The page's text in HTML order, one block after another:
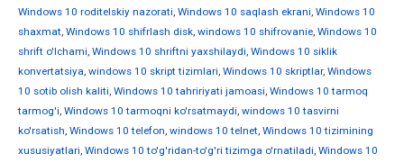
Windows 10 roditelskiy nazorati, Windows 10 saqlash ekrani, Windows 10
shaxmat, Windows 10 shifrlash disk, windows 10 shifrovanie, Windows 10
shrift o'lchami, Windows 10 shriftni yaxshilaydi, Windows 10 siklik
konvertatsiya, windows 10 skript tizimlari, Windows 10 skriptlar, Windows
10 sotib olish kaliti, Windows 10 tahririyati jamoasi, Windows 10 tarmoq
tarmog'i, Windows 10 tarmoqni ko'rsatmaydi, windows 10 tasvirni
ko'rsatish, Windows 10 telefon, windows 10 telnet, Windows 10 tizimining
xususiyatlari, Windows 10 to'g'ridan-to'g'ri tizimga o'rnatiladi, Windows 10